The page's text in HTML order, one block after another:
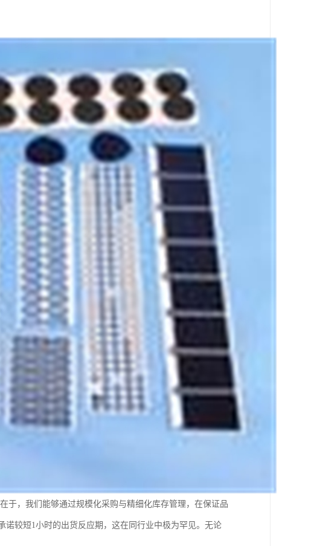
于，我们能够通过规模化采购与精细化库存管理，在保证品
较短1小时的出货反应期，这在同行业中极为罕见。无论